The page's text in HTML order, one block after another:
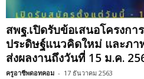
สพฐ.เปิดรับข้อเสนอโครงก
ประดิษฐ์แนวคิดใหม่ และภ
ส่งผลงานถึงวันที่ 15 ม.ค.
ครูอาชีพดอทคอม - 17 ธันวาคม 2563